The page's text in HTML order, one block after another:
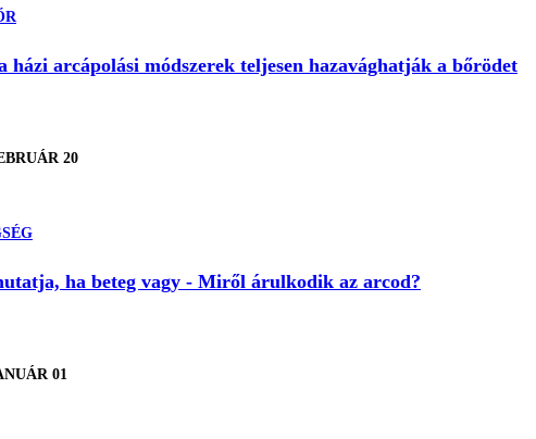
házi arcápolási módszerek teljesen hazavághatják a bőrödet
20
ha beteg vagy - Miről árulkodik az arcod?
01